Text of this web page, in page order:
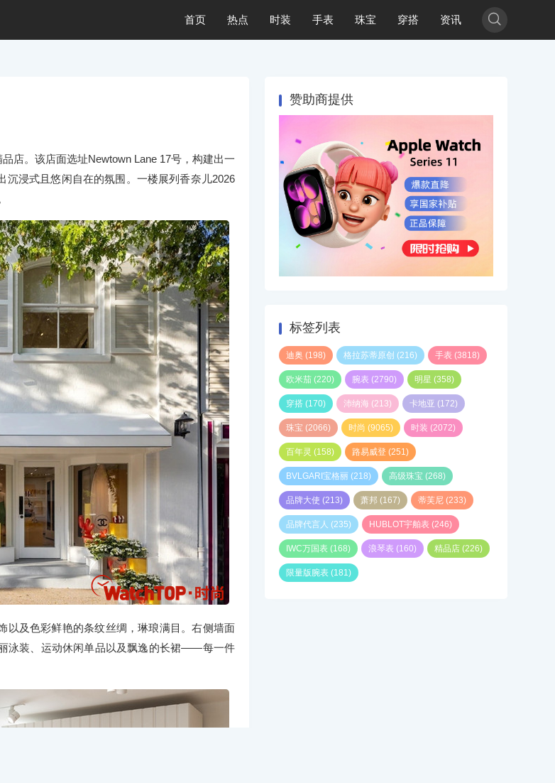
首页 热点 时装 手表 珠宝 穿搭 资讯 
店。该店面选址Newtown Lane 17号，构建出一
浸式且悠闲自在的氛围。一楼展列香奈儿2026
以及色彩鲜艳的条纹丝绸，琳琅满目。右侧墙面
泳装、运动休闲单品以及飘逸的长裙——每一件
赞助商提供
标签列表
迪奥 (198) 格拉苏蒂原创 (216) 手表 (3818)
欧米茄 (220) 腕表 (2790) 明星 (358)
穿搭 (170) 沛纳海 (213) 卡地亚 (172)
珠宝 (2066) 时尚 (9065) 时装 (2072)
百年灵 (158) 路易威登 (251)
BVLGARI宝格丽 (218) 高级珠宝 (268)
品牌大使 (213) 萧邦 (167) 蒂芙尼 (233)
品牌代言人 (235) HUBLOT宇舶表 (246)
IWC万国表 (168) 浪琴表 (160) 精品店 (226)
限量版腕表 (181)